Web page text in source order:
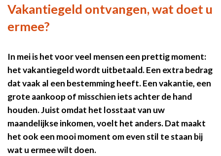
Vakantiegeld ontvangen, wat doet u
ermee?
In mei is het voor veel mensen een prettig moment:
het vakantiegeld wordt uitbetaald. Een extra bedrag
dat vaak al een bestemming heeft. Een vakantie, een
grote aankoop of misschien iets achter de hand
houden. Juist omdat het losstaat van uw
maandelijkse inkomen, voelt het anders. Dat maakt
het ook een mooi moment om even stil te staan bij
wat u ermee wilt doen.